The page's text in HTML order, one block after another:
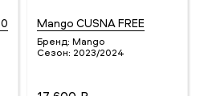
Mango CUSNA FREE
Бренд: Mango
Сезон: 2023/2024